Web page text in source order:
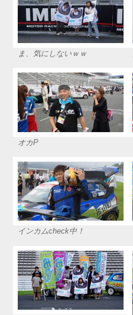
ま、気にしないｗｗ
オカP
インカムcheck中！